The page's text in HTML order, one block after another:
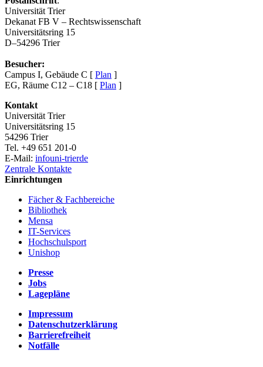
Universität Trier
Dekanat FB V – Rechtswissenschaft
Universitätsring 15
D–54296 Trier
Besucher:
Campus I, Gebäude C [ Plan ]
EG, Räume C12 – C18 [ Plan ]
Kontakt
Universität Trier
Universitätsring 15
54296 Trier
Tel. +49 651 201-0
E-Mail: infouni-trierde
Zentrale Kontakte
Einrichtungen
Fächer & Fachbereiche
Bibliothek
Mensa
IT-Services
Hochschulsport
Unishop
Presse
Jobs
Lagepläne
Impressum
Datenschutzerklärung
Barrierefreiheit
Notfälle